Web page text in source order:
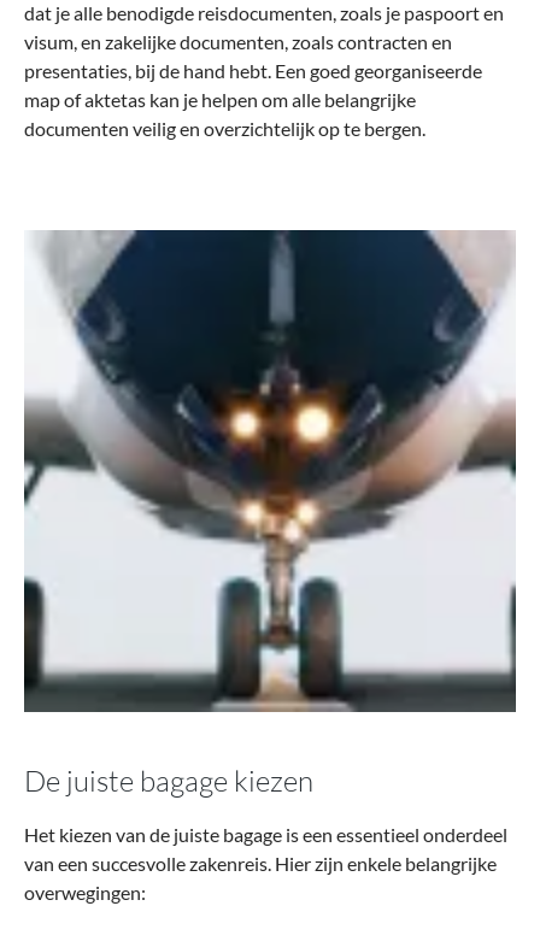
dat je alle benodigde reisdocumenten, zoals je paspoort en
visum, en zakelijke documenten, zoals contracten en
presentaties, bij de hand hebt. Een goed georganiseerde
map of aktetas kan je helpen om alle belangrijke
documenten veilig en overzichtelijk op te bergen.
De juiste bagage kiezen
Het kiezen van de juiste bagage is een essentieel onderdeel
van een succesvolle zakenreis. Hier zijn enkele belangrijke
overwegingen: